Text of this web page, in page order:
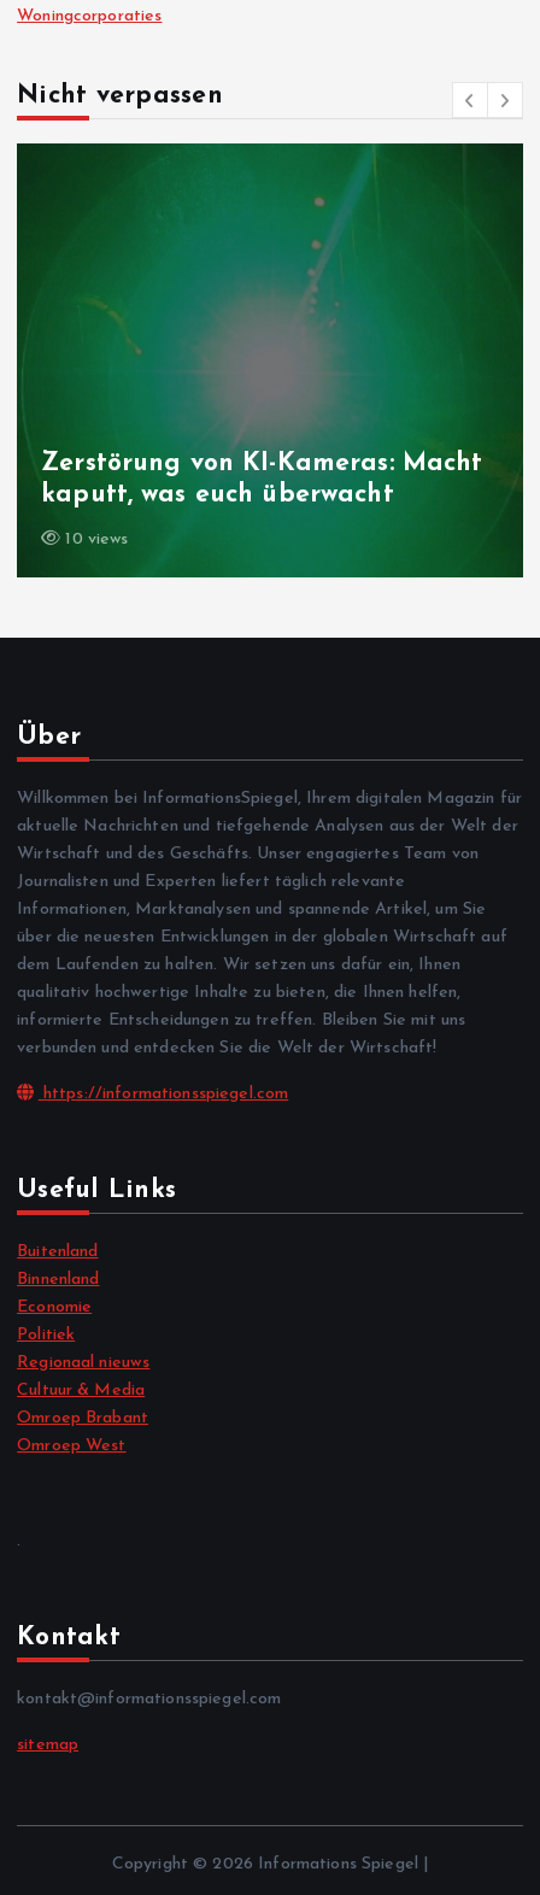
Woningcorporaties
Nicht verpassen
Zerstörung von KI-Kameras: Macht
kaputt, was euch überwacht
10 views
Über
Willkommen bei InformationsSpiegel, Ihrem digitalen Magazin für
aktuelle Nachrichten und tiefgehende Analysen aus der Welt der
Wirtschaft und des Geschäfts. Unser engagiertes Team von
Journalisten und Experten liefert täglich relevante
Informationen, Marktanalysen und spannende Artikel, um Sie
über die neuesten Entwicklungen in der globalen Wirtschaft auf
dem Laufenden zu halten. Wir setzen uns dafür ein, Ihnen
qualitativ hochwertige Inhalte zu bieten, die Ihnen helfen,
informierte Entscheidungen zu treffen. Bleiben Sie mit uns
verbunden und entdecken Sie die Welt der Wirtschaft!
https://informationsspiegel.com
Useful Links
Buitenland
Binnenland
Economie
Politiek
Regionaal nieuws
Cultuur & Media
Omroep Brabant
Omroep West
.
Kontakt
kontakt@informationsspiegel.com
sitemap
Copyright © 2026 Informations Spiegel |